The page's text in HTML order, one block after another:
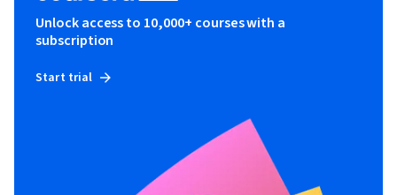
Unlock access to 10,000+ courses with a
subscription
Start trial